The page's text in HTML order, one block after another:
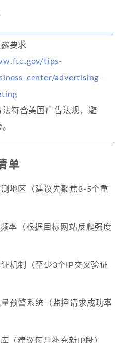
要求
tips-
center/advertising-
法符合美国广告法规，避
单
地区（建议先聚焦3-5个重
率（根据目标网站反爬强度
机制（至少3个IP交叉验证
预警系统（监控请求成功率
（建议每月补充新IP段）